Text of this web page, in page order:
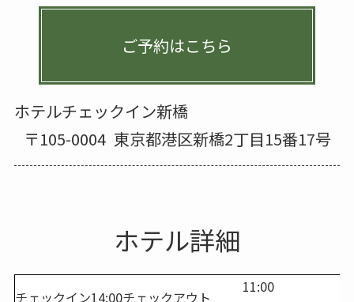
ご予約はこちら
ホテルチェックイン新橋
〒105-0004 東京都港区新橋2丁目15番17号
ホテル詳細
チェックイン14:00チェックアウト
11:00